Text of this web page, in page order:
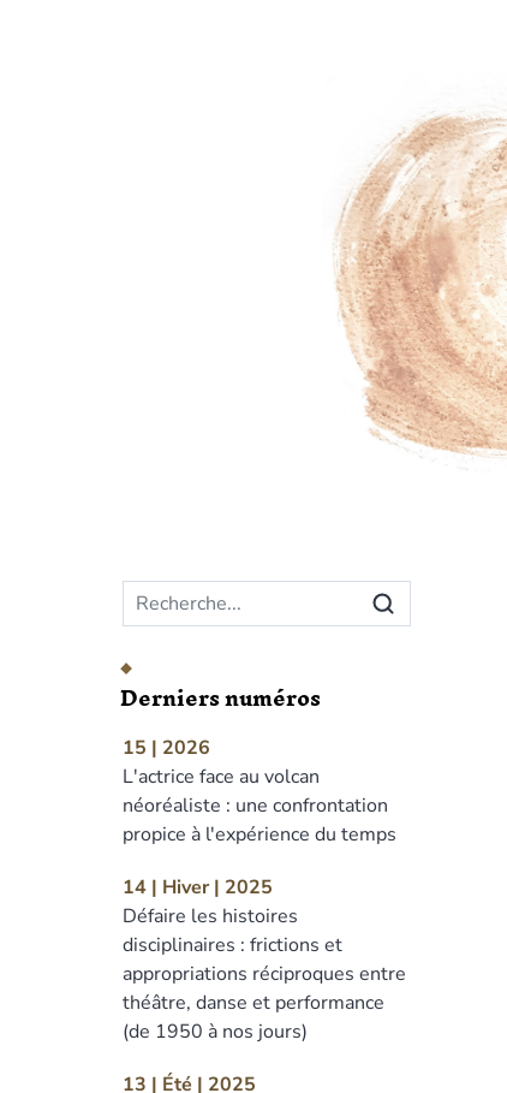
Menu principal
Derniers numéros
15 | 2026
L'actrice face au volcan
néoréaliste : une confrontation
propice à l'expérience du temps
14 | Hiver | 2025
Défaire les histoires
disciplinaires : frictions et
appropriations réciproques entre
théâtre, danse et performance
(de 1950 à nos jours)
13 | Été | 2025